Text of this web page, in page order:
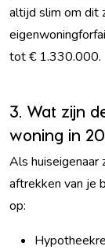
altijd slim om dit
tot € 1.330.000.
3. Wat zijn
woning in
Als huiseigenaar
aftrekken van je
op: